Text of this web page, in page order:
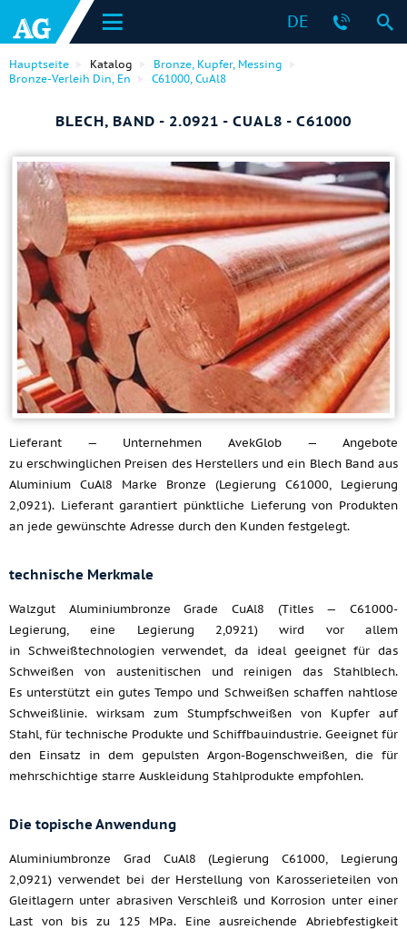
DE
Hauptseite Katalog
Bronze, Kupfer, Messing
Bronze-Verleih Din, En
C61000, CuAl8
BLECH, BAND - 2.0921 - CUAL8 - C61000
Lieferant — Unternehmen AvekGlob — Angebote
zu erschwinglichen Preisen des Herstellers und ein Blech Band aus
Aluminium CuAl8 Marke Bronze (Legierung C61000, Legierung
2,0921). Lieferant garantiert pünktliche Lieferung von Produkten
an jede gewünschte Adresse durch den Kunden festgelegt.
technische Merkmale
Walzgut Aluminiumbronze Grade CuAl8 (Titles — C61000-
Legierung, eine Legierung 2,0921) wird vor allem
in Schweißtechnologien verwendet, da ideal geeignet für das
Schweißen von austenitischen und reinigen das Stahlblech.
Es unterstützt ein gutes Tempo und Schweißen schaffen nahtlose
Schweißlinie. wirksam zum Stumpfschweißen von Kupfer auf
Stahl, für technische Produkte und Schiffbauindustrie. Geeignet für
den Einsatz in dem gepulsten Argon-Bogenschweißen, die für
mehrschichtige starre Auskleidung Stahlprodukte empfohlen.
Die topische Anwendung
Aluminiumbronze Grad CuAl8 (Legierung C61000, Legierung
2,0921) verwendet bei der Herstellung von Karosserieteilen von
Gleitlagern unter abrasiven Verschleiß und Korrosion unter einer
Last von bis zu 125 MPa. Eine ausreichende Abriebfestigkeit